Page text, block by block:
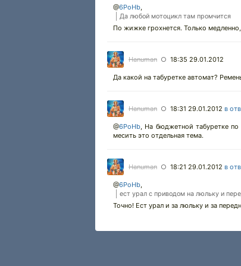
@6PoHb,
Да любой мотоцикл там промчится
По жижке грохнется. Только
Hanuman ○ 18:35 29.01.2012
Да какой на табуретке автомат?
Hanuman ○ 18:31 29.01.2012 в
@6PoHb, На бюджетной табуретке
месить это отдельная тема.
Hanuman ○ 18:21 29.01.2012 в
@6PoHb,
ест урал с приводом на люльку и
Точно! Ест урал и за люльку и за